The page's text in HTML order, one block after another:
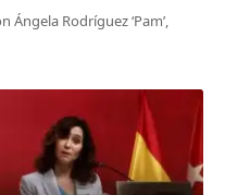
Rodríguez ‘Pam’,